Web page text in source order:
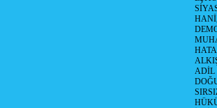
ADİL